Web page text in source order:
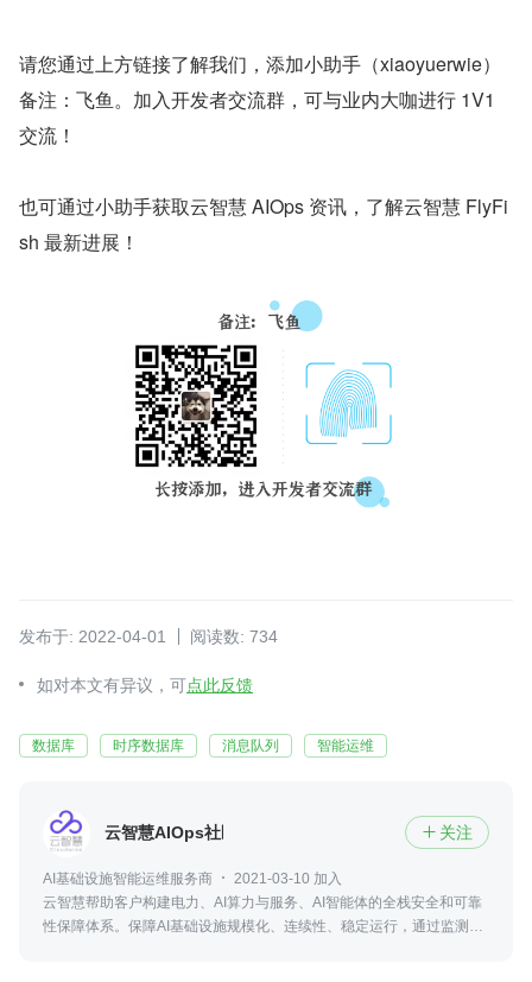
请您通过上方链接了解我们，添加小助手（xiaoyuerwie）
备注：飞鱼。加入开发者交流群，可与业内大咖进行 1V1
交流！
也可通过小助手获取云智慧 AIOps 资讯，了解云智慧 FlyFi
sh 最新进展！
发布于: 2022-04-01 阅读数: 734
如对本文有异议，可点此反馈
数据库 时序数据库 消息队列 智能运维
云智慧AIOps社区  关注
AI基础设施智能运维服务商
2021-03-10 加入
云智慧帮助客户构建电力、AI算力与服务、AI智能体的全栈安全和可靠
性保障体系。保障AI基础设施规模化、连续性、稳定运行，通过监测、